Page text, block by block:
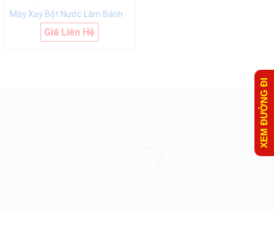
Máy Xay Bột Nước Làm Bánh
Giá Liên Hệ
XEM ĐƯỜNG ĐI